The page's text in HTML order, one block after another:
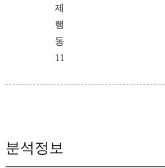
제
행
동
11
분석정보